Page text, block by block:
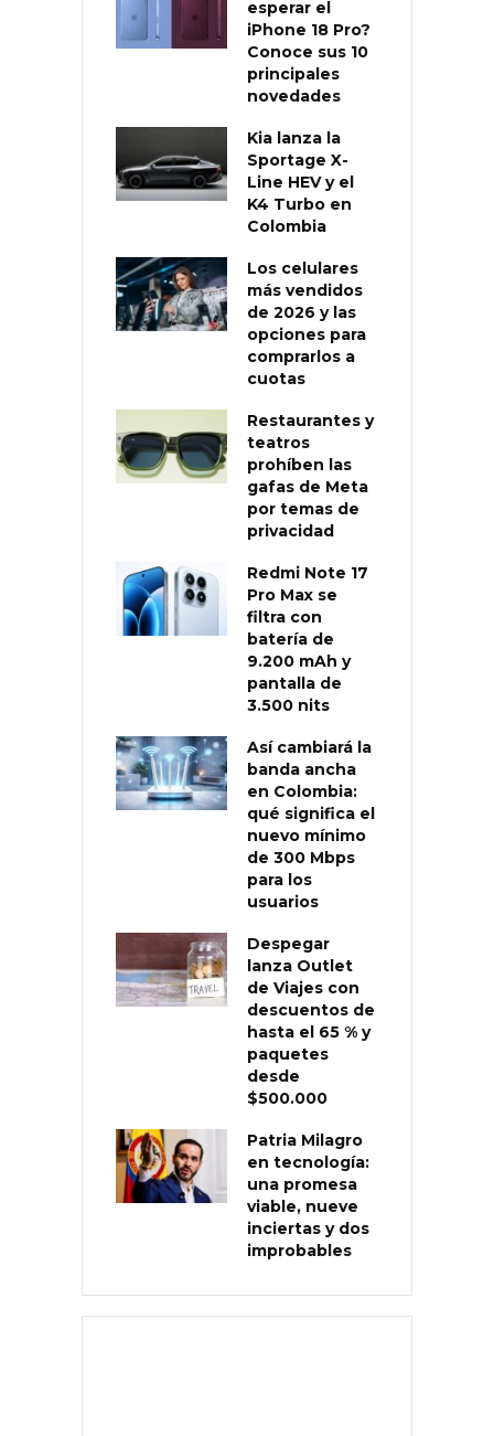
esperar el
iPhone 18 Pro?
Conoce sus 10
principales
novedades
Kia lanza la
Sportage X-
Line HEV y el
K4 Turbo en
Colombia
Los celulares
más vendidos
de 2026 y las
opciones para
comprarlos a
cuotas
Restaurantes y
teatros
prohíben las
gafas de Meta
por temas de
privacidad
Redmi Note 17
Pro Max se
filtra con
batería de
9.200 mAh y
pantalla de
3.500 nits
Así cambiará la
banda ancha
en Colombia:
qué significa el
nuevo mínimo
de 300 Mbps
para los
usuarios
Despegar
lanza Outlet
de Viajes con
descuentos de
hasta el 65 % y
paquetes
desde
$500.000
Patria Milagro
en tecnología:
una promesa
viable, nueve
inciertas y dos
improbables